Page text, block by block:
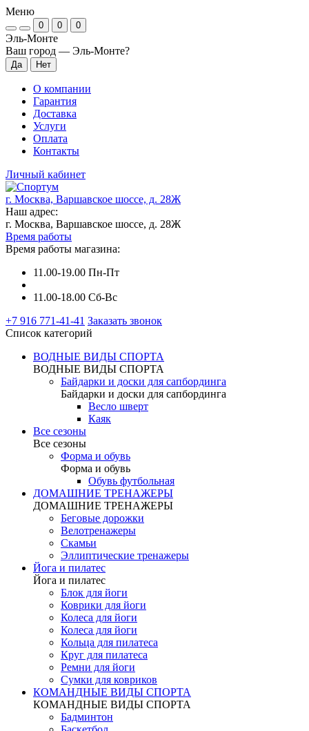
Меню
0 0 0
Эль-Монте
Ваш город — Эль-Монте?
О компании
Гарантия
Доставка
Услуги
Оплата
Контакты
Личный кабинет
г. Москва, Варшавское шоссе, д. 28Ж
Наш адрес:
г. Москва, Варшавское шоссе, д. 28Ж
Время работы
Время работы магазина:
11.00-19.00 Пн-Пт
11.00-18.00 Сб-Вс
+7 916 771-41-41 Заказать звонок
Список категорий
ВОДНЫЕ ВИДЫ СПОРТА
ВОДНЫЕ ВИДЫ СПОРТА
Байдарки и доски для сапбординга
Байдарки и доски для сапбординга
Весло шверт
Каяк
Все сезоны
Все сезоны
Форма и обувь
Форма и обувь
Обувь футбольная
ДОМАШНИЕ ТРЕНАЖЕРЫ
ДОМАШНИЕ ТРЕНАЖЕРЫ
Беговые дорожки
Велотренажеры
Скамьи
Эллиптические тренажеры
Йога и пилатес
Йога и пилатес
Блок для йоги
Коврики для йоги
Колеса для йоги
Колеса для йоги
Кольца для пилатеса
Круг для пилатеса
Ремни для йоги
Сумки для ковриков
КОМАНДНЫЕ ВИДЫ СПОРТА
КОМАНДНЫЕ ВИДЫ СПОРТА
Бадминтон